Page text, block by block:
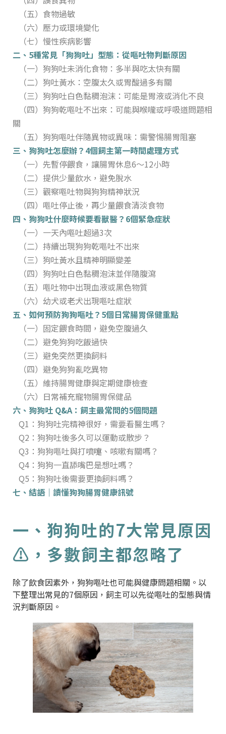
（五）食物過敏
（六）壓力或環境變化
（七）慢性疾病影響
二、5種常見「狗狗吐」型態：從嘔吐物判斷原因
（一）狗狗吐未消化食物：多半與吃太快有關
（二）狗吐黃水：空腹太久或胃酸過多有關
（三）狗狗吐白色黏稠泡沫：可能是胃液或消化不良
（四）狗狗乾嘔吐不出來：可能與喉嚨或呼吸道問題相
關
（五）狗狗嘔吐伴隨異物或異味：需警惕腸胃阻塞
三、狗狗吐怎麼辦？4個飼主第一時間處理方式
（一）先暫停餵食，讓腸胃休息6～12小時
（二）提供少量飲水，避免脫水
（三）觀察嘔吐物與狗狗精神狀況
（四）嘔吐停止後，再少量餵食清淡食物
四、狗狗吐什麼時候要看獸醫？6個緊急症狀
（一）一天內嘔吐超過3次
（二）持續出現狗狗乾嘔吐不出來
（三）狗吐黃水且精神明顯變差
（四）狗狗吐白色黏稠泡沫並伴隨腹瀉
（五）嘔吐物中出現血液或黑色物質
（六）幼犬或老犬出現嘔吐症狀
五、如何預防狗狗嘔吐？5個日常腸胃保健重點
（一）固定餵食時間，避免空腹過久
（二）避免狗狗吃飯過快
（三）避免突然更換飼料
（四）避免狗狗亂吃異物
（五）維持腸胃健康與定期健康檢查
（六）日常補充寵物腸胃保健品
六、狗狗吐 Q&A：飼主最常問的5個問題
Q1：狗狗吐完精神很好，需要看醫生嗎？
Q2：狗狗吐後多久可以運動或散步？
Q3：狗狗嘔吐與打噴嚏、咳嗽有關嗎？
Q4：狗狗一直舔嘴巴是想吐嗎？
Q5：狗狗吐後需要更換飼料嗎？
七、結語｜讀懂狗狗腸胃健康訊號
一、狗狗吐的7大常見原因
⚠️，多數飼主都忽略了
除了飲食因素外，狗狗嘔吐也可能與健康問題相關。以
下整理出常見的7個原因，飼主可以先從嘔吐的型態與情
況判斷原因。